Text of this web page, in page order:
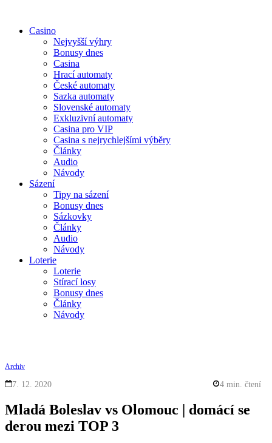
Casino
Nejvyšší výhry
Bonusy dnes
Casina
Hrací automaty
České automaty
Sazka automaty
Slovenské automaty
Exkluzivní automaty
Casina pro VIP
Casina s nejrychlejšími výběry
Články
Audio
Návody
Sázení
Tipy na sázení
Bonusy dnes
Sázkovky
Články
Audio
Návody
Loterie
Loterie
Stírací losy
Bonusy dnes
Články
Návody
Archiv
7. 12. 2020 4 min. čtení
Mladá Boleslav vs Olomouc | domácí se
derou mezi TOP 3